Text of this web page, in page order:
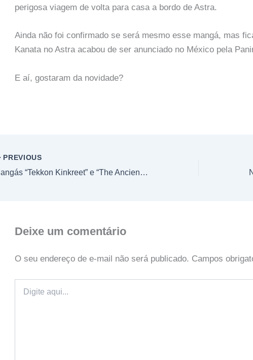
perigosa viagem de volta para casa a bordo de Astra.
Ainda não foi confirmado se será mesmo esse mangá, mas
Kanata no Astra acabou de ser anunciado no México pela
E aí, gostaram da novidade?
PREVIOUS
Mangás “Tekkon Kinkreet” e “The Ancient Magus Bride” Serão Reimpressos
Deixe um comentário
O seu endereço de e-mail não será publicado. Campos
aqui...